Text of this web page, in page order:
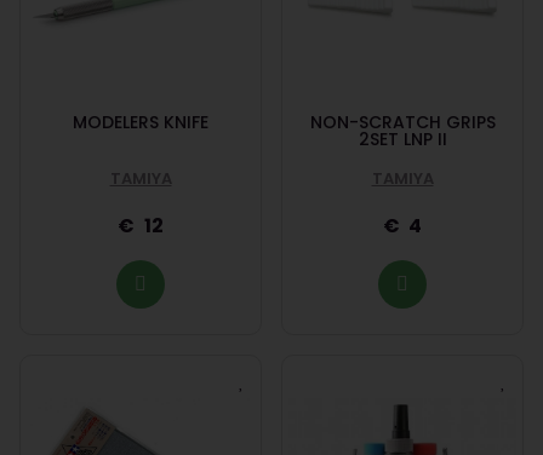
MODELERS KNIFE
TAMIYA
12
NON-SCRATCH GRIPS
2SET LNP II
TAMIYA
4